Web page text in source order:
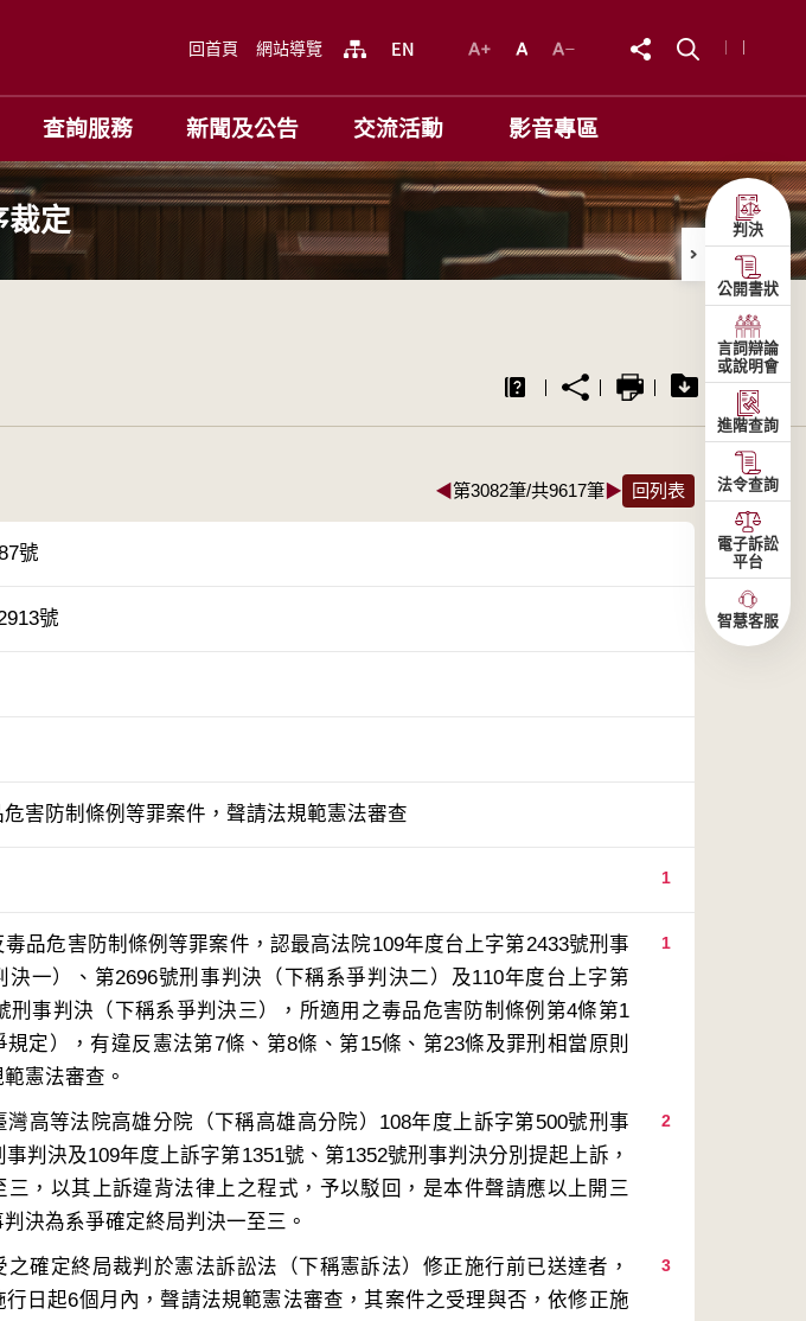
回首頁 網站導覽
查詢服務 新聞及公告 交流活動 影音專區
裁定
◀第3082筆/共9617筆▶ 回列表
號
號
害防制條例等罪案件，聲請法規範憲法審查
1
1
品危害防制條例等罪案件，認最高法院109年度台上字第2433號刑事
決一）、第2696號刑事判決（下稱系爭判決二）及110年度台上字第
刑事判決（下稱系爭判決三），所適用之毒品危害防制條例第4條第1
定），有違反憲法第7條、第8條、第15條、第23條及罪刑相當原則
2
灣高等法院高雄分院（下稱高雄高分院）108年度上訴字第500號刑事
判決及109年度上訴字第1351號、第1352號刑事判決分別提起上訴，
三，以其上訴違背法律上之程式，予以駁回，是本件聲請應以上開三
3
之確定終局裁判於憲法訴訟法（下稱憲訴法）修正施行前已送達者，
日起6個月內，聲請法規範憲法審查，其案件之受理與否，依修正施
判決
公開書狀
言詞辯論
或說明會
進階查詢
法令查詢
電子訴訟
平台
智慧客服